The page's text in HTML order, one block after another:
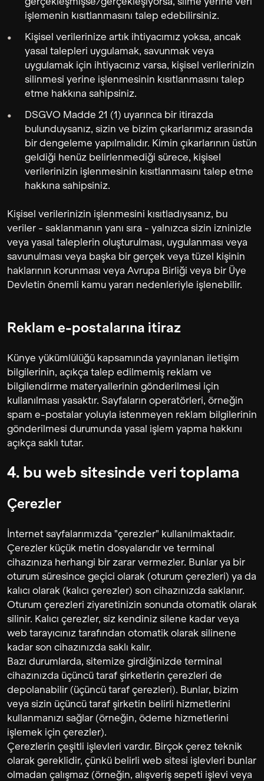
işlemenin kısıtlanmasını talep edebilirsiniz.
Kişisel verilerinize artık ihtiyacımız yoksa, ancak
yasal talepleri uygulamak, savunmak veya
uygulamak için ihtiyacınız varsa, kişisel verilerinizin
silinmesi yerine işlenmesinin kısıtlanmasını talep
etme hakkına sahipsiniz.
DSGVO Madde 21 (1) uyarınca bir itirazda
bulunduysanız, sizin ve bizim çıkarlarımız arasında
bir dengeleme yapılmalıdır. Kimin çıkarlarının üstün
geldiği henüz belirlenmediği sürece, kişisel
verilerinizin işlenmesinin kısıtlanmasını talep etme
hakkına sahipsiniz.
Kişisel verilerinizin işlenmesini kısıtladıysanız, bu
veriler - saklanmanın yanı sıra - yalnızca sizin izninizle
veya yasal taleplerin oluşturulması, uygulanması veya
savunulması veya başka bir gerçek veya tüzel kişinin
haklarının korunması veya Avrupa Birliği veya bir Üye
Devletin önemli kamu yararı nedenleriyle işlenebilir.
Reklam e-postalarına itiraz
Künye yükümlülüğü kapsamında yayınlanan iletişim
bilgilerinin, açıkça talep edilmemiş reklam ve
bilgilendirme materyallerinin gönderilmesi için
kullanılması yasaktır. Sayfaların operatörleri, örneğin
spam e-postalar yoluyla istenmeyen reklam bilgilerinin
gönderilmesi durumunda yasal işlem yapma hakkını
açıkça saklı tutar.
4. bu web si̇tesi̇nde veri̇ toplama
Çerezler
İnternet sayfalarımızda "çerezler" kullanılmaktadır.
Çerezler küçük metin dosyalarıdır ve terminal
cihazınıza herhangi bir zarar vermezler. Bunlar ya bir
oturum süresince geçici olarak (oturum çerezleri) ya da
kalıcı olarak (kalıcı çerezler) son cihazınızda saklanır.
Oturum çerezleri ziyaretinizin sonunda otomatik olarak
silinir. Kalıcı çerezler, siz kendiniz silene kadar veya
web tarayıcınız tarafından otomatik olarak silinene
kadar son cihazınızda saklı kalır.
Bazı durumlarda, sitemize girdiğinizde terminal
cihazınızda üçüncü taraf şirketlerin çerezleri de
depolanabilir (üçüncü taraf çerezleri). Bunlar, bizim
veya sizin üçüncü taraf şirketin belirli hizmetlerini
kullanmanızı sağlar (örneğin, ödeme hizmetlerini
işlemek için çerezler).
Çerezlerin çeşitli işlevleri vardır. Birçok çerez teknik
olarak gereklidir, çünkü belirli web sitesi işlevleri bunlar
olmadan çalışmaz (örneğin, alışveriş sepeti işlevi veya